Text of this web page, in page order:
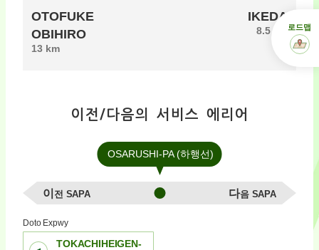
OTOFUKE
OBIHIRO
13 km
IKEDA
8.5 km
이전/다음의 서비스 에리어
OSARUSHI-PA (하행선)
이전 SAPA 다음 SAPA
Doto Expwy
TOKACHIHEIGEN-
로드맵